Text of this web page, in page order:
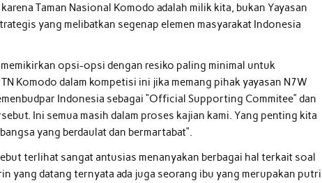
Taman Nasional Komodo adalah milik kita, bukan Yayasan
yang melibatkan segenap elemen masyarakat Indonesia
opsi-opsi dengan resiko paling minimal untuk
Komodo dalam kompetisi ini jika memang pihak yayasan N7W
Indonesia sebagai “Official Supporting Commitee” dan
Ini semua masih dalam proses kajian kami. Yang penting kita
yang berdaulat dan bermartabat”.
terlihat sangat antusias menanyakan berbagai hal terkait soal
yang datang ternyata ada juga seorang ibu yang merupakan putri